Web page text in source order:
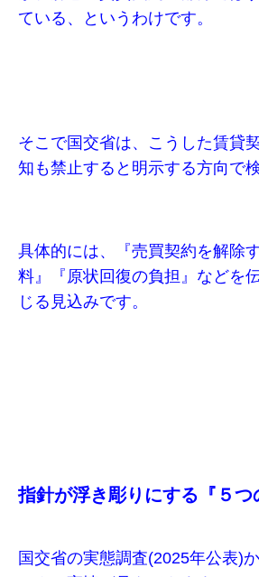
ている、というわけです。
そこで国交省は、こうした賃貸
知も禁止すると明示する方向で
具体的には、『売買契約を解除
料』『原状回復の負担』などを
じる見込みです。
指針が浮き彫りにする『５つ
国交省の実態調査(2025年公表)